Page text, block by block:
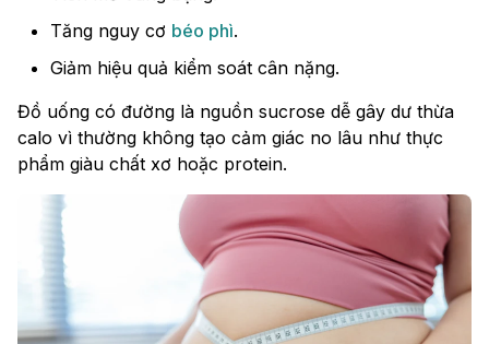
Tăng nguy cơ béo phì.
Giảm hiệu quả kiểm soát cân nặng.
Đồ uống có đường là nguồn sucrose dễ gây dư thừa
calo vì thường không tạo cảm giác no lâu như thực
phẩm giàu chất xơ hoặc protein.